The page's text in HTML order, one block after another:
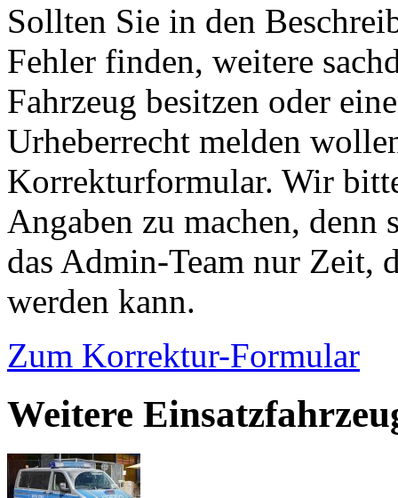
Sollten Sie in den
Fehler finden, weitere
Fahrzeug besitzen oder
Urheberrecht melden
Korrekturformular. Wir
Angaben zu machen,
das Admin-Team nur Zeit,
werden kann.
Zum Korrektur-Formular
Weitere